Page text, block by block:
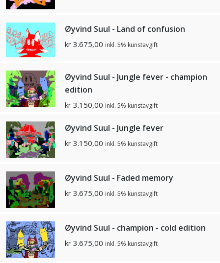
Øyvind Suul - Land of confusion
kr 3.675,00 inkl. 5% kunstavgift
Øyvind Suul - Jungle fever - champion
edition
kr 3.150,00 inkl. 5% kunstavgift
Øyvind Suul - Jungle fever
kr 3.150,00 inkl. 5% kunstavgift
Øyvind Suul - Faded memory
kr 3.675,00 inkl. 5% kunstavgift
Øyvind Suul - champion - cold edition
kr 3.675,00 inkl. 5% kunstavgift